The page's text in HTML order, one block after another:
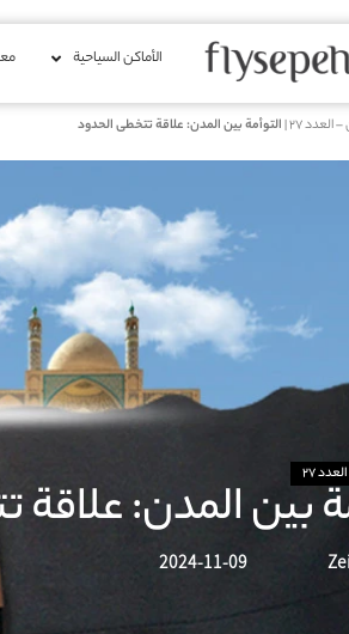
الأماكن السياحية
العدد 27 |التوأمة بين المدن: علاقة تتخطى الحدود
27
بين المدن:
2024-11-09